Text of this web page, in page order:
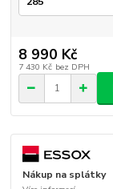
8 990 Kč
7 430 Kč bez DPH
Nákup na splátky